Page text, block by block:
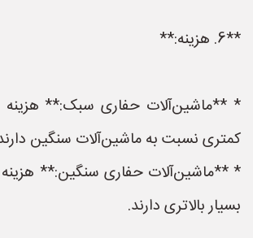
**6. هزینه:**
* **ماشین‌آلات حفاری سبک:** هزینه
کمتری نسبت به ماشین‌آلات سنگین
* **ماشین‌آلات حفاری سنگین:**
بسیار بالاتری دارند.